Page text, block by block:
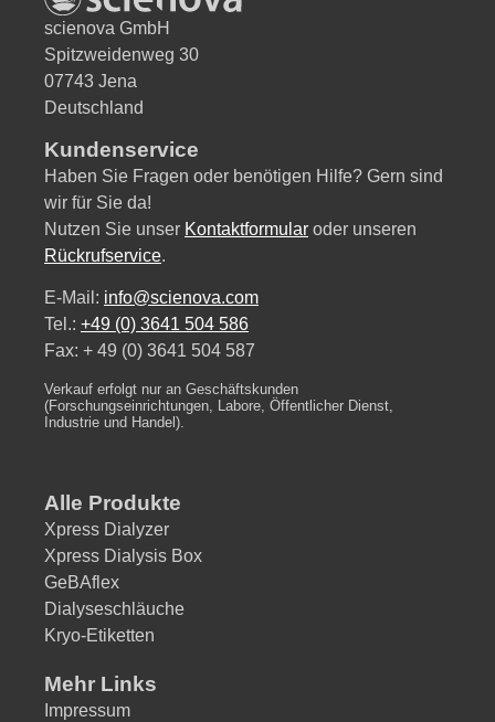
scienova GmbH
Spitzweidenweg 30
07743 Jena
Deutschland
Kundenservice
Haben Sie Fragen oder benötigen Hilfe? Gern sind
wir für Sie da!
Nutzen Sie unser Kontaktformular oder unseren
Rückrufservice.
E-Mail: info@scienova.com
Tel.: +49 (0) 3641 504 586
Fax: + 49 (0) 3641 504 587
Verkauf erfolgt nur an Geschäftskunden
(Forschungseinrichtungen, Labore, Öffentlicher Dienst,
Industrie und Handel).
Alle Produkte
Xpress Dialyzer
Xpress Dialysis Box
GeBAflex
Dialyseschläuche
Kryo-Etiketten
Mehr Links
Impressum